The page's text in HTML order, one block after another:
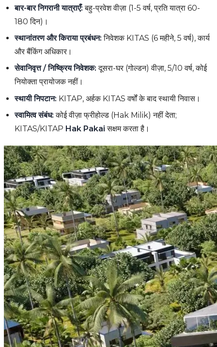
बार-बार निगरानी यात्राएँ: बहु-प्रवेश वीज़ा (1-5 वर्ष, प्रति यात्रा 60-
180 दिन)।
स्थानांतरण और किराया प्रबंधन: निवेशक KITAS (6 महीने, 5 वर्ष), कार्य
और बैंकिंग अधिकार।
सेवानिवृत्त / निष्क्रिय निवेशक: दूसरा-घर (गोल्डन) वीज़ा, 5/10 वर्ष, कोई
नियोक्ता प्रायोजक नहीं।
स्थायी निपटान: KITAP, अर्हक KITAS वर्षों के बाद स्थायी निवास।
स्वामित्व संबंध: कोई वीज़ा फ्रीहोल्ड (Hak Milik) नहीं देता;
KITAS/KITAP Hak Pakai सक्षम करता है।